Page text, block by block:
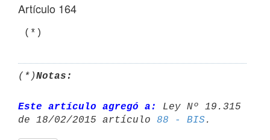
Artículo 164
(*)
(*)Notas:
Este artículo agregó a:
Ley Nº 19.315
de 18/02/2015 artículo 88 - BIS